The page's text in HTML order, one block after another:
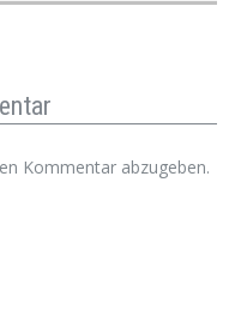
Kommentar abzugeben.